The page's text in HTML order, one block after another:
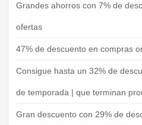
Grandes ahorros con 7% de
ofertas
47% de descuento en compras
Consigue hasta un 32% de
de temporada | que terminan
Gran descuento con 29% de